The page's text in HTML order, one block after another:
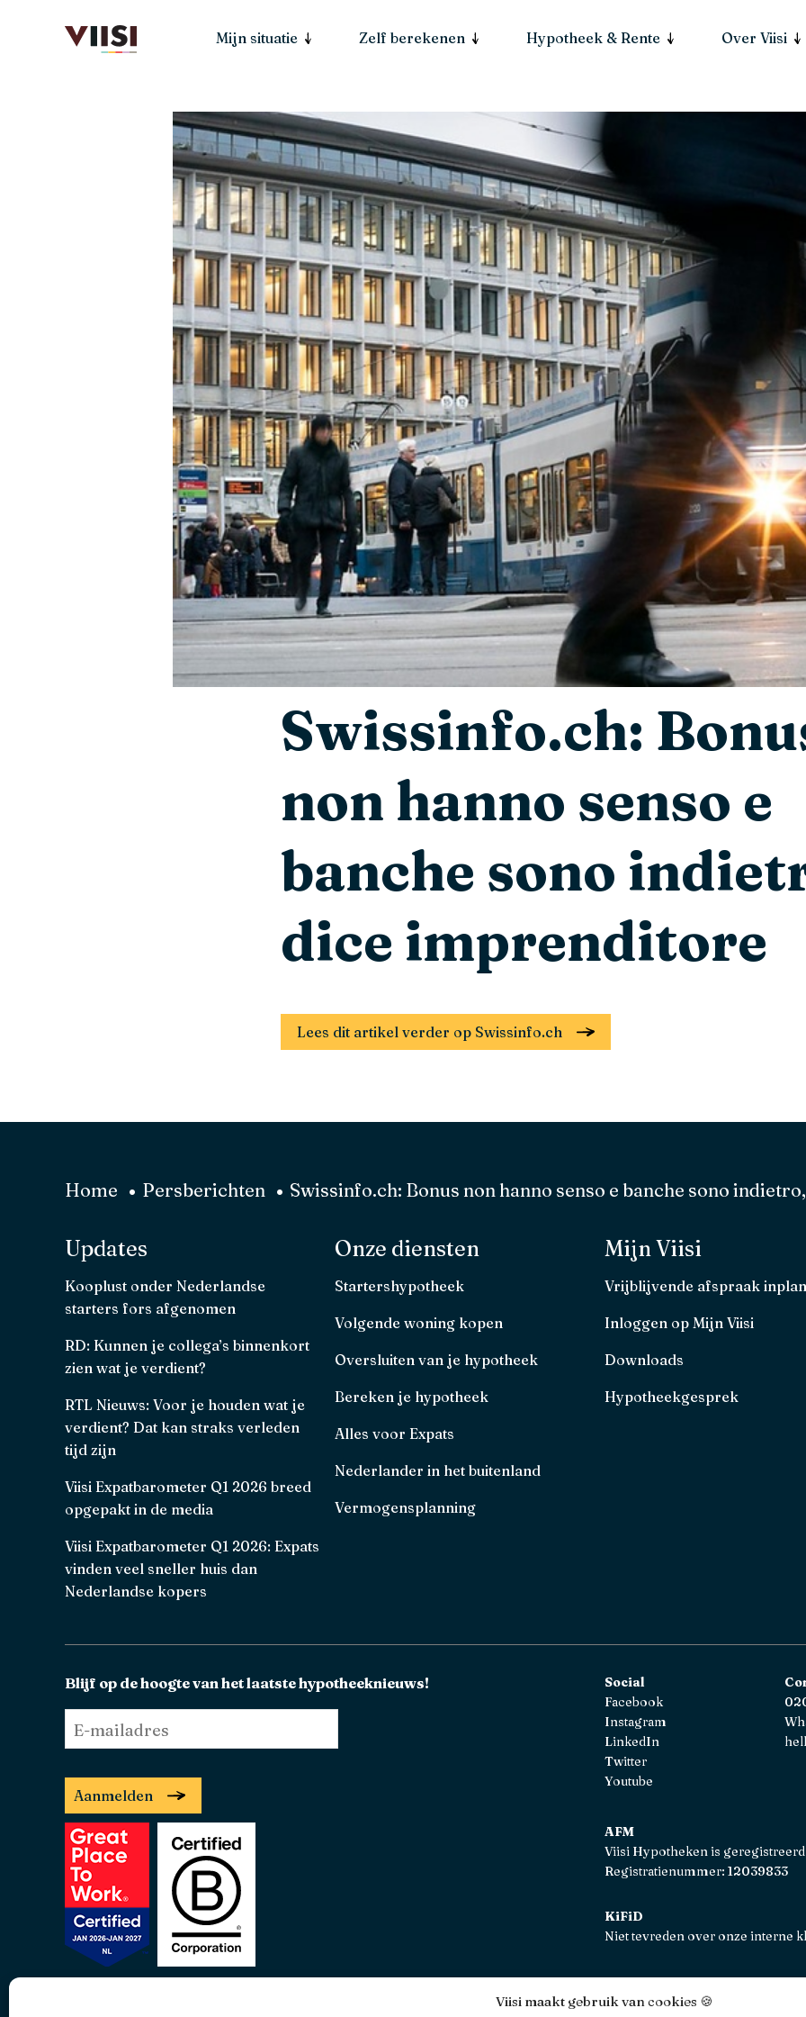
Viisi maakt gebruik van cookies 🍪
Mijn situatie Zelf berekenen Hypotheek & Rente Over Viisi
Swissinfo.ch:
non hanno senso e
banche sono
dice imprenditore
Lees dit artikel verder op Swissinfo.ch
Home Persberichten Swissinfo.ch: Bonus non hanno senso e banche sono
Updates
Kooplust onder Nederlandse
starters fors afgenomen
RD: Kunnen je collega’s binnenkort
zien wat je verdient?
RTL Nieuws: Voor je houden wat je
verdient? Dat kan straks verleden
tijd zijn
Viisi Expatbarometer Q1 2026 breed
opgepakt in de media
Viisi Expatbarometer Q1 2026: Expats
vinden veel sneller huis dan
Nederlandse kopers
Onze diensten
Startershypotheek
Volgende woning kopen
Oversluiten van je hypotheek
Bereken je hypotheek
Alles voor Expats
Nederlander in het buitenland
Vermogensplanning
Mijn Viisi
Vrijblijvende afspraak
Inloggen op Mijn Viisi
Downloads
Hypotheekgesprek
Blijf op de hoogte van het laatste hypotheeknieuws!
E-
mailadres *
Aanmelden
Social
Facebook
Instagram
LinkedIn
Twitter
Youtube
AFM
Viisi Hypotheken is
Registratienummer: 12039833
KiFiD
Niet tevreden over onze interne